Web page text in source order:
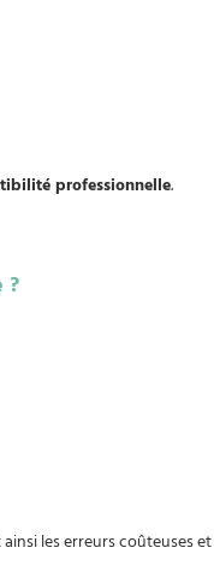
professionnelle.
?
les erreurs coûteuses